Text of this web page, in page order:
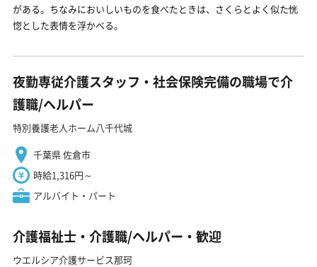
がある。ちなみにおいしいものを食べたときは、さくらとよく似た恍
惚とした表情を浮かべる。
夜勤専従介護スタッフ・社会保険完備の職場で介
護職/ヘルパー
特別養護老人ホーム八千代城
千葉県 佐倉市
時給1,316円～
アルバイト・パート
介護福祉士・介護職/ヘルパー・歓迎
ウエルシア介護サービス那珂